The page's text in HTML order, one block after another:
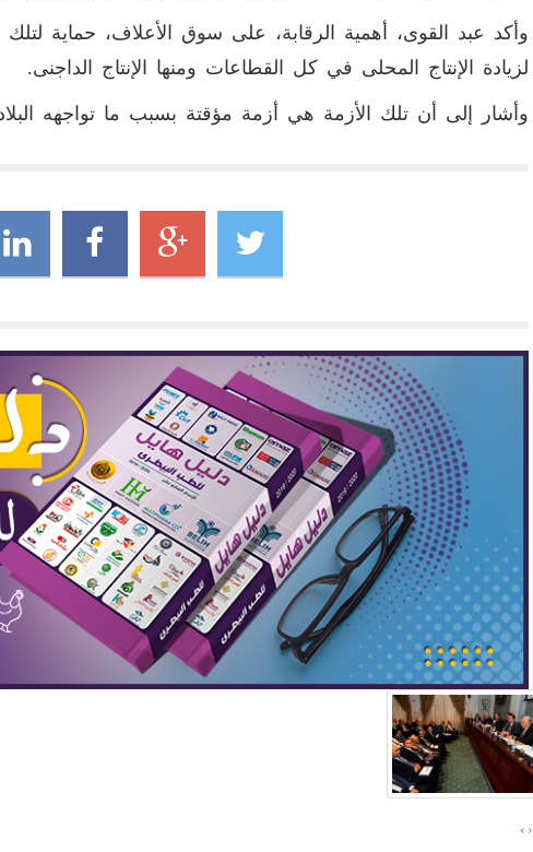
وأكد عبد القوى، أهمية الرقابة، على سوق الأعلاف، حماية
لزيادة الإنتاج المحلى في كل القطاعات ومنها الإنتاج الداجنى.
وأشار إلى أن تلك الأزمة هي أزمة مؤقتة بسبب ما تواجهه
‹
›